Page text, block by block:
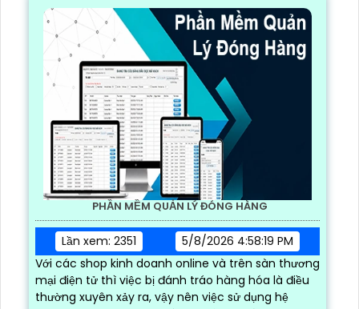
PHẦN MỀM QUẢN LÝ ĐÓNG HÀNG
Lần xem: 2351
5/8/2026 4:58:19 PM
Với các shop kinh doanh online và trên sàn thương
mại điện tử thì việc bị đánh tráo hàng hóa là điều
thường xuyên xảy ra, vậy nên việc sử dụng hệ